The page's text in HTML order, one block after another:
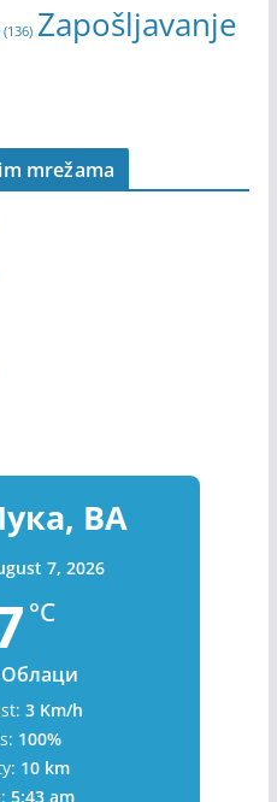
(136) Zapošljavanje
mrežama
BA
7, 2026
°C
3 Km/h
100%
10 km
5:43 am